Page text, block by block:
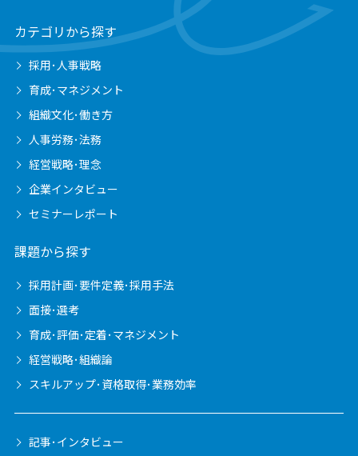
カテゴリから探す
採用･人事戦略
育成･マネジメント
組織文化･働き方
人事労務･法務
経営戦略･理念
企業インタビュー
セミナーレポート
課題から探す
採用計画･要件定義･採用手法
面接･選考
育成･評価･定着･マネジメント
経営戦略･組織論
スキルアップ･資格取得･業務効率
記事･インタビュー